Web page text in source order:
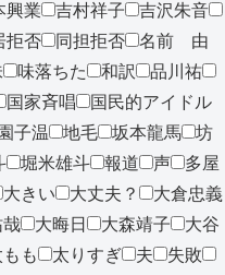
興業 吉村祥子
吉沢朱音
拒否 同担拒否
名前 由
味落ちた 和訳
品川祐
国家斉唱
国民的アイドル
園子温 地毛 坂本龍馬
坊
堀米雄斗 報道 声
多屋
大きい 大丈夫？
大倉忠義
哉 大晦日 大森靖子
大谷
もも 太りすぎ 夫
失敗